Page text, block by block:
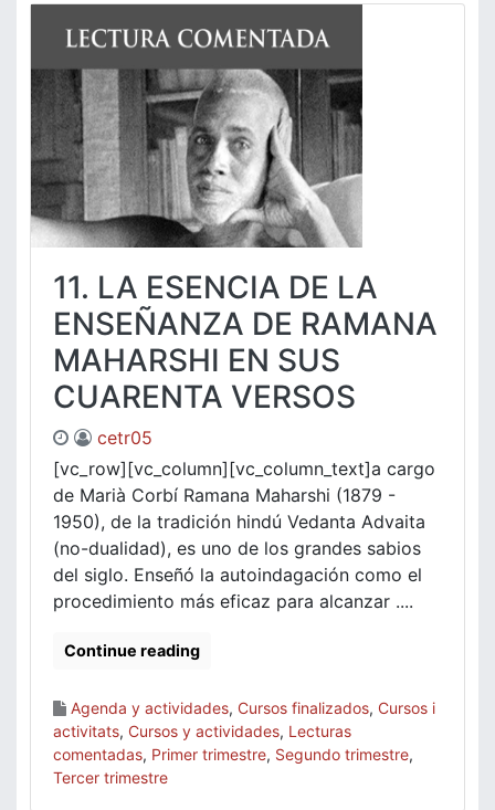
11. LA ESENCIA DE LA
ENSEÑANZA DE RAMANA
MAHARSHI EN SUS
CUARENTA VERSOS
cetr05
[vc_row][vc_column][vc_column_text]a cargo
de Marià Corbí Ramana Maharshi (1879 -
1950), de la tradición hindú Vedanta Advaita
(no-dualidad), es uno de los grandes sabios
del siglo. Enseñó la autoindagación como el
procedimiento más eficaz para alcanzar ....
Continue reading
Agenda y actividades, Cursos finalizados, Cursos i
activitats, Cursos y actividades, Lecturas
comentadas, Primer trimestre, Segundo trimestre,
Tercer trimestre